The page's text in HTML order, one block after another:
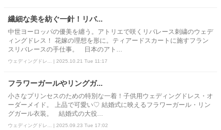
繊細な美を紡ぐ一針！リバ...
中世ヨーロッパの優美を纏う。アトリエで咲くリバレース刺繍のウェデ
ィングドレス！ 花嫁の理想を形に。ティアードスカートに施すフラン
スリバレースの手仕事。 日本のアト...
ウェディングドレ... | 2025.10.21 Tue 11:17
フラワーガールやリングガ...
小さなプリンセスのための特別な一着！子供用ウェディングドレス・オ
ーダーメイド。 上品で可愛い♡ 結婚式に映えるフラワーガール・リン
グガール衣装。 結婚式の大役...
ウェディングドレ... | 2025.09.23 Tue 17:02